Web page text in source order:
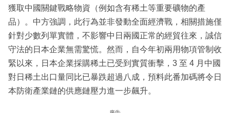
獲取中國關鍵戰略物資（例如含有稀土等重要礦物的產
品）。中方強調，此行為並非發動全面經濟戰，相關措施僅
針對少數列單實體，不影響中日兩國正常的經貿往來，誠信
守法的日本企業無需驚慌。然而，自今年初兩用物項管制收
緊以來，日本企業採購稀土已受到實質衝擊，3 至 4 月中國
對日稀土出口量同比已暴跌超過八成，預料此番加碼將令日
本防衛產業鏈的供應鏈壓力進一步飆升。